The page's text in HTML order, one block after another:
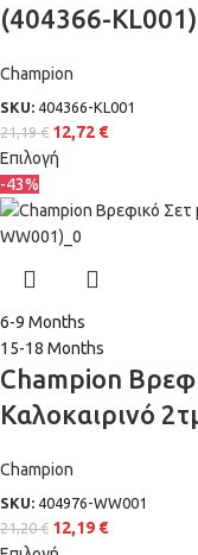
(404366-
Champion
SKU: 404366-KL001
21,19€ 12,72 €
Επιλογή
-43%
6-9 Months
15-18 Months
Champion
Καλοκαιρινό
Champion
SKU: 404976-WW001
21,20€ 12,19 €